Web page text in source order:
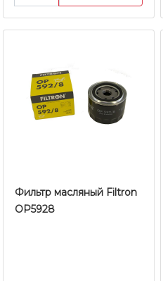
Фильтр масляный Filtron
OP5928